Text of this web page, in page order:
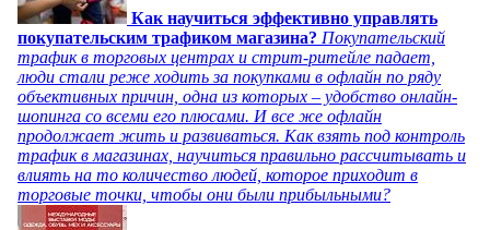
Как научиться эффективно управлять
покупательским трафиком магазина? Покупательский
трафик в торговых центрах и стрит-ритейле падает,
люди стали реже ходить за покупками в офлайн по ряду
объективных причин, одна из которых – удобство онлайн-
шопинга со всеми его плюсами. И все же офлайн
продолжает жить и развиваться. Как взять под контроль
трафик в магазинах, научиться правильно рассчитывать и
влиять на то количество людей, которое приходит в
торговые точки, чтобы они были прибыльными?